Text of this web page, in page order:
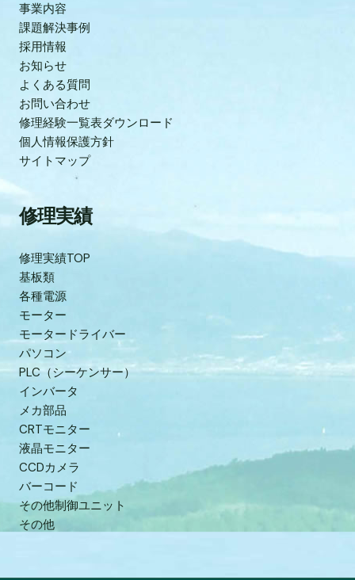
事業内容
課題解決事例
採用情報
お知らせ
よくある質問
お問い合わせ
修理経験一覧表ダウンロード
個人情報保護方針
サイトマップ
修理実績
修理実績TOP
基板類
各種電源
モーター
モータードライバー
パソコン
PLC（シーケンサー）
インバータ
メカ部品
CRTモニター
液晶モニター
CCDカメラ
バーコード
その他制御ユニット
その他